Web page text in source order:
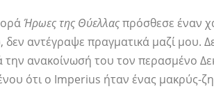
Ήρωες της Θύελλαςπρόσθεσε έναν
δεν αντέγραψε πραγματικά μαζί μου.
την ανακοίνωσή του τον περασμένο
ότι ο Imperius ήταν ένας μακρύς-